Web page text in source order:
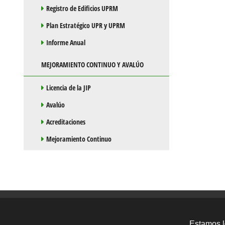
Registro de Edificios UPRM
Plan Estratégico UPR y UPRM
Informe Anual
MEJORAMIENTO CONTINUO Y AVALÚO
Licencia de la JIP
Avalúo
Acreditaciones
Mejoramiento Continuo